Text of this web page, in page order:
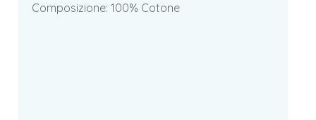
Composizione: 100% Cotone